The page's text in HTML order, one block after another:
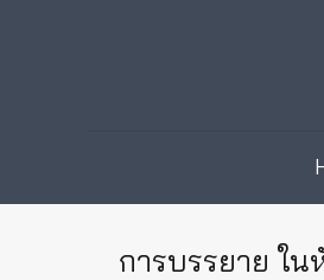
การบรรยาย ใ